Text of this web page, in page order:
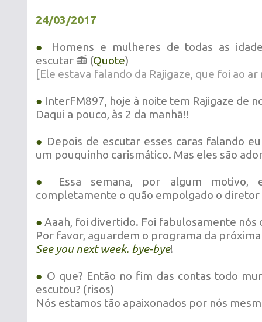
24/03/2017
●
Homens e mulheres de todas as
escutar 📻 (Quote)
[Ele estava falando da Rajigaze, que foi ao
● InterFM897, hoje à noite tem Rajigaze de
Daqui a pouco, às 2 da manhã!!
● Depois de escutar esses caras falando
um pouquinho carismático. Mas eles são
●
Essa semana, por algum motivo,
completamente o quão empolgado o diretor
● Aaah, foi divertido. Foi fabulosamente nós
Por favor, aguardem o programa da
See you next week. bye-bye!
● O que? Então no fim das contas todo
escutou? (risos)
Nós estamos tão apaixonados por nós